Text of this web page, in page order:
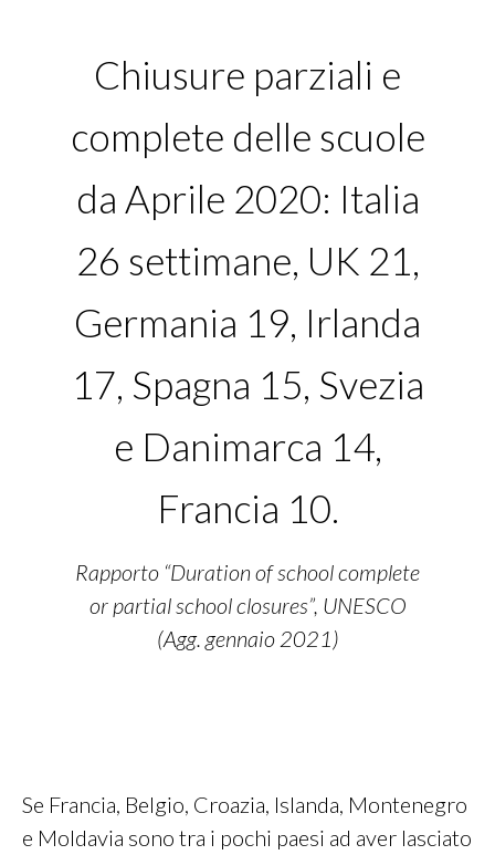
Chiusure parziali e
complete delle scuole
da Aprile 2020: Italia
26 settimane, UK 21,
Germania 19, Irlanda
17, Spagna 15, Svezia
e Danimarca 14,
Francia 10.
Rapporto “Duration of school complete
or partial school closures”, UNESCO
(Agg. gennaio 2021)
Se Francia, Belgio, Croazia, Islanda, Montenegro
e Moldavia sono tra i pochi paesi ad aver lasciato